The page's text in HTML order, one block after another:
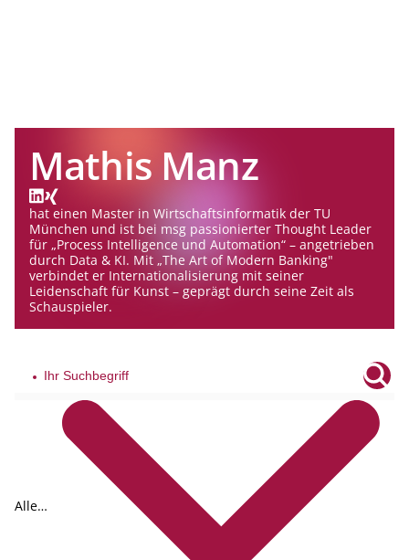
Mathis Manz
hat einen Master in Wirtschaftsinformatik der TU
München und ist bei msg passionierter Thought Leader
für „Process Intelligence und Automation“ – angetrieben
durch Data & KI. Mit „The Art of Modern Banking"
verbindet er Internationalisierung mit seiner
Leidenschaft für Kunst – geprägt durch seine Zeit als
Schauspieler.
Alle